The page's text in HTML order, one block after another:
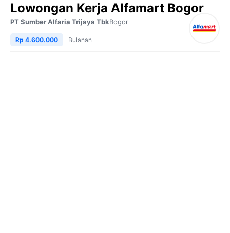
Lowongan Kerja Alfamart Bogor
PT Sumber Alfaria Trijaya TbkBogor
Rp 4.600.000 Bulanan